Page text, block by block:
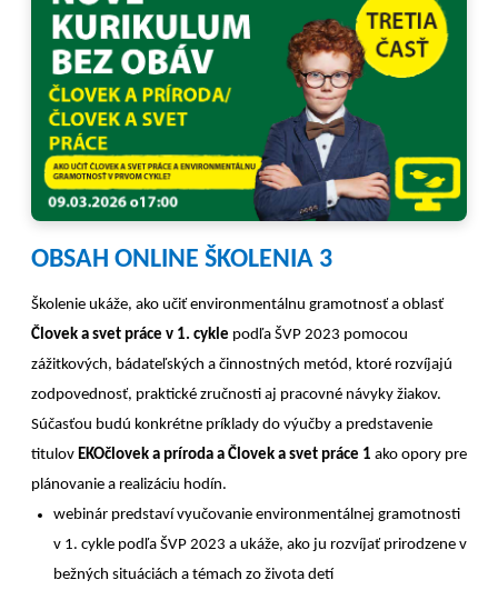
OBSAH ONLINE ŠKOLENIA 3
Školenie ukáže, ako učiť environmentálnu gramotnosť a oblasť
Človek a svet práce v 1. cykle podľa ŠVP 2023 pomocou
zážitkových, bádateľských a činnostných metód, ktoré rozvíjajú
zodpovednosť, praktické zručnosti aj pracovné návyky žiakov.
Súčasťou budú konkrétne príklady do výučby a predstavenie
titulov EKOčlovek a príroda a Človek a svet práce 1 ako opory pre
plánovanie a realizáciu hodín.
webinár predstaví vyučovanie environmentálnej gramotnosti
v 1. cykle podľa ŠVP 2023 a ukáže, ako ju rozvíjať prirodzene v
bežných situáciách a témach zo života detí